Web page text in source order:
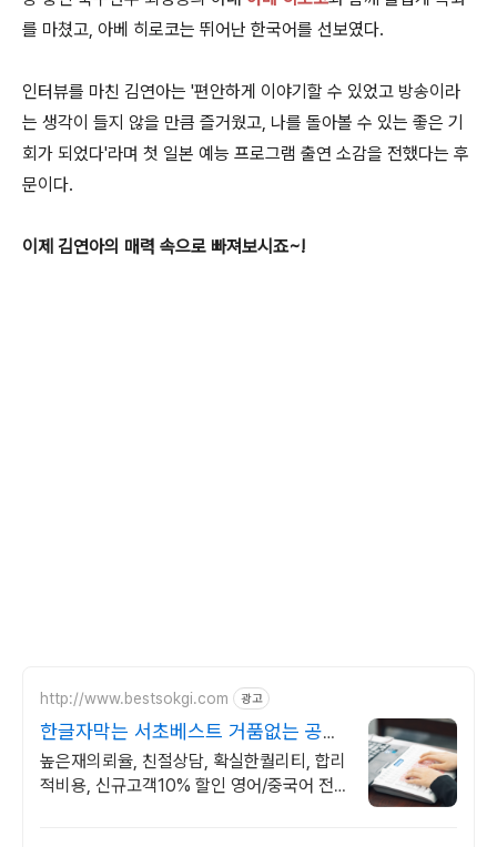
를 마쳤고, 아베 히로코는 뛰어난 한국어를 선보였다.
인터뷰를 마친 김연아는 '편안하게 이야기할 수 있었고 방송이라
는 생각이 들지 않을 만큼 즐거웠고, 나를 돌아볼 수 있는 좋은 기
회가 되었다'라며 첫 일본 예능 프로그램 출연 소감을 전했다는 후
문이다.
이제 김연아의 매력 속으로 빠져보시죠~!
http://www.bestsokgi.com 광고
한글자막는 서초베스트 거품없는 공정
한 비용
높은재의뢰율, 친절상담, 확실한퀄리티, 합리
적비용, 신규고객10% 할인 영어/중국어 전